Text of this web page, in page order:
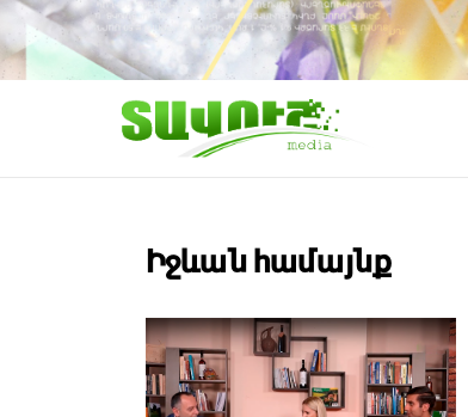
Իջևան համայնք